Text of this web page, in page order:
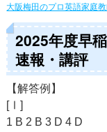
大阪梅田のプロ英語家庭
2025年度早
速報・講評
【解答例】
[Ⅰ]
1 B 2 B 3 D 4 D